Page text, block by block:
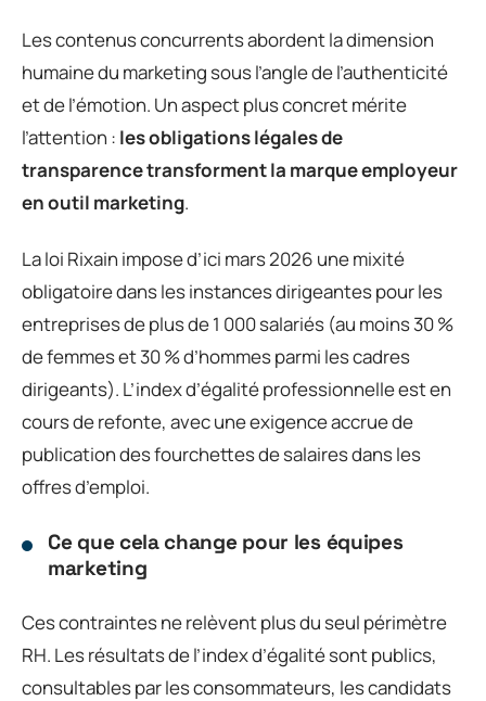
Les contenus concurrents abordent la dimension
humaine du marketing sous l’angle de l’authenticité
et de l’émotion. Un aspect plus concret mérite
l’attention : les obligations légales de
transparence transforment la marque employeur
en outil marketing.
La loi Rixain impose d’ici mars 2026 une mixité
obligatoire dans les instances dirigeantes pour les
entreprises de plus de 1 000 salariés (au moins 30 %
de femmes et 30 % d’hommes parmi les cadres
dirigeants). L’index d’égalité professionnelle est en
cours de refonte, avec une exigence accrue de
publication des fourchettes de salaires dans les
offres d’emploi.
Ce que cela change pour les équipes
marketing
Ces contraintes ne relèvent plus du seul périmètre
RH. Les résultats de l’index d’égalité sont publics,
consultables par les consommateurs, les candidats